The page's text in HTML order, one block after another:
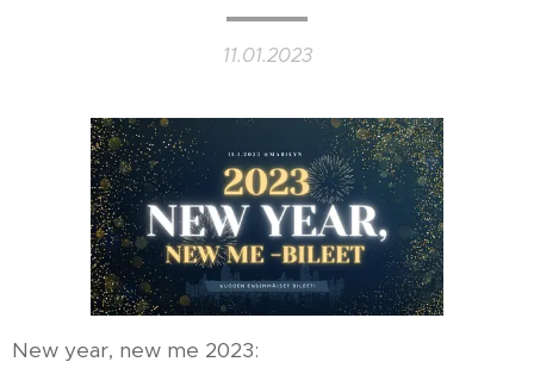
11.01.2023
New year, new me 2023: